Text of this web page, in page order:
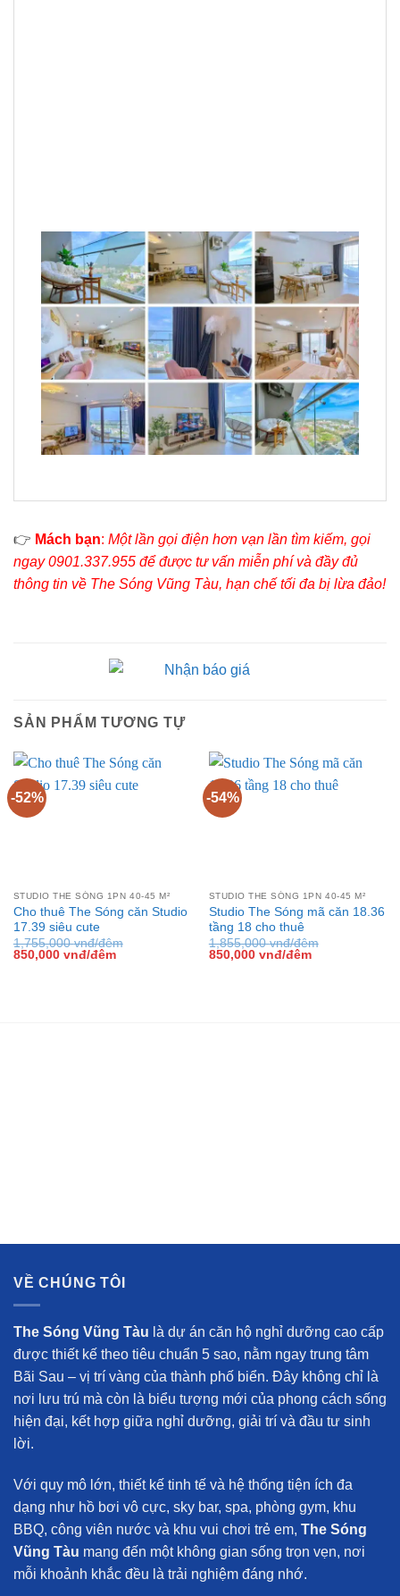
👉 Mách bạn: Một lần gọi điện hơn vạn lần tìm kiếm, gọi
ngay 0901.337.955 để được tư vấn miễn phí và đầy đủ
thông tin về The Sóng Vũng Tàu, hạn chế tối đa bị lừa đảo!
SẢN PHẨM TƯƠNG TỰ
-52%
STUDIO THE SÓNG 1PN 40-45 M²
Cho thuê The Sóng căn Studio
17.39 siêu cute
1,755,000vnđ/đêm
Giá
850,000 vnđ/đêmGiá
-54%
STUDIO THE SÓNG 1PN 40-45 M²
Studio The Sóng mã căn 18.36
tầng 18 cho thuê
1,855,000vnđ/đêm
Giá
850,000 vnđ/đêmGiá
VỀ CHÚNG TÔI
The Sóng Vũng Tàu là dự án căn hộ nghỉ dưỡng cao cấp
được thiết kế theo tiêu chuẩn 5 sao, nằm ngay trung tâm
Bãi Sau – vị trí vàng của thành phố biển. Đây không chỉ là
nơi lưu trú mà còn là biểu tượng mới của phong cách sống
hiện đại, kết hợp giữa nghỉ dưỡng, giải trí và đầu tư sinh
lời.
Với quy mô lớn, thiết kế tinh tế và hệ thống tiện ích đa
dạng như hồ bơi vô cực, sky bar, spa, phòng gym, khu
BBQ, công viên nước và khu vui chơi trẻ em, The Sóng
Vũng Tàu mang đến một không gian sống trọn vẹn, nơi
mỗi khoảnh khắc đều là trải nghiệm đáng nhớ.